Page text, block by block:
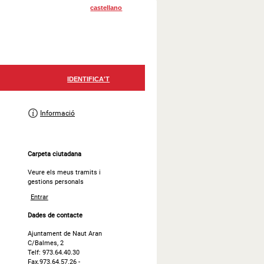
castellano
Informació
Carpeta ciutadana
Veure els meus tramits i
gestions personals
Entrar
Dades de contacte
Ajuntament de Naut Aran
C/Balmes, 2
Telf: 973.64.40.30
Fax.973.64.57.26 -